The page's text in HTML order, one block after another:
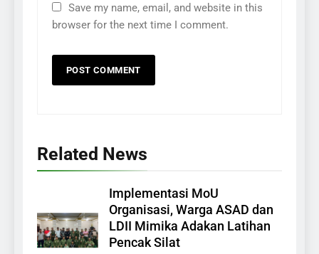
Save my name, email, and website in this
browser for the next time I comment.
Related News
Implementasi MoU
Organisasi, Warga ASAD dan
LDII Mimika Adakan Latihan
Pencak Silat